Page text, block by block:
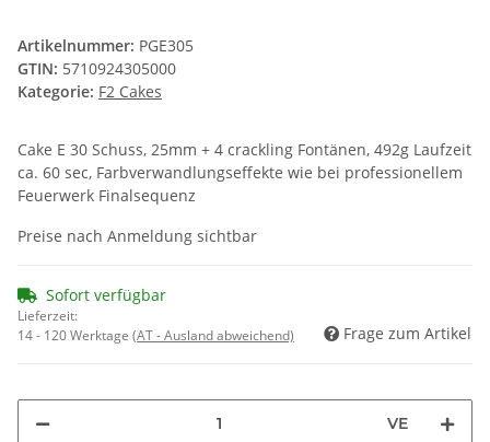
Artikelnummer: PGE305
GTIN: 5710924305000
Kategorie: F2 Cakes
Cake E 30 Schuss, 25mm + 4 crackling Fontänen, 492g Laufzeit
ca. 60 sec, Farbverwandlungseffekte wie bei professionellem
Feuerwerk Finalsequenz
Preise nach Anmeldung sichtbar
Sofort verfügbar
Lieferzeit:
14 - 120 Werktage (AT - Ausland abweichend) Frage zum Artikel
VE